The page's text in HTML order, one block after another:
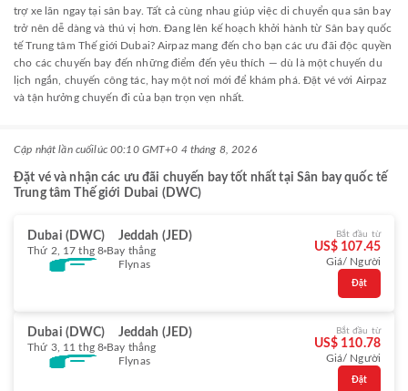
trợ xe lăn ngay tại sân bay. Tất cả cùng nhau giúp việc di chuyển qua sân bay
trở nên dễ dàng và thú vị hơn. Đang lên kế hoạch khởi hành từ Sân bay quốc
tế Trung tâm Thế giới Dubai? Airpaz mang đến cho bạn các ưu đãi độc quyền
cho các chuyến bay đến những điểm đến yêu thích — dù là một chuyến du
lịch ngắn, chuyến công tác, hay một nơi mới để khám phá. Đặt vé với Airpaz
và tận hưởng chuyến đi của bạn trọn vẹn nhất.
Cập nhật lần cuốilúc 00:10 GMT+0 4 tháng 8, 2026
Đặt vé và nhận các ưu đãi chuyến bay tốt nhất tại Sân bay quốc tế
Trung tâm Thế giới Dubai (DWC)
Dubai (DWC) Jeddah (JED)
Thứ 2, 17 thg 8 Bay thẳng
Flynas
Bắt đầu từ
US$ 107.45
Giá/ Người
Đặt
Dubai (DWC) Jeddah (JED)
Thứ 3, 11 thg 8 Bay thẳng
Flynas
Bắt đầu từ
US$ 110.78
Giá/ Người
Đặt